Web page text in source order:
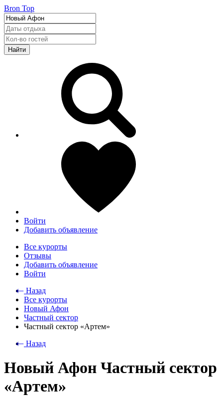
Bron Top
Найти
Войти
Добавить объявление
Все курорты
Отзывы
Добавить объявление
Войти
⃪ Назад
Все курорты
Новый Афон
Частный сектор
Частный сектор «Артем»
⃪ Назад
Новый Афон Частный сектор
«Артем»